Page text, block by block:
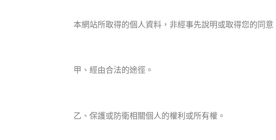
本網站所取得的個人資料，非經事先說明或取得您的同意
甲、經由合法的途徑。
乙、保護或防衛相關個人的權利或所有權。